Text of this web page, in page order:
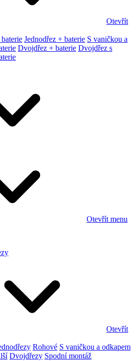
Otevřít
Jednodřez + baterie S vaničkou a
Dvojdřez + baterie Dvojdřez s
Otevřít menu
Otevřít
Rohové S vaničkou a odkapem
Dvojdřezy Spodní montáž